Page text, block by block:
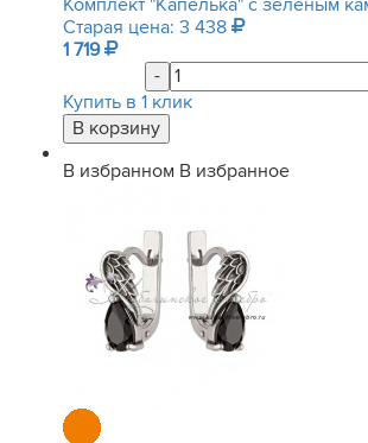
Комплект "Капелька" с зеленым
Старая цена: 3 438
1 719
-
Купить в 1 клик
В избранном В избранное